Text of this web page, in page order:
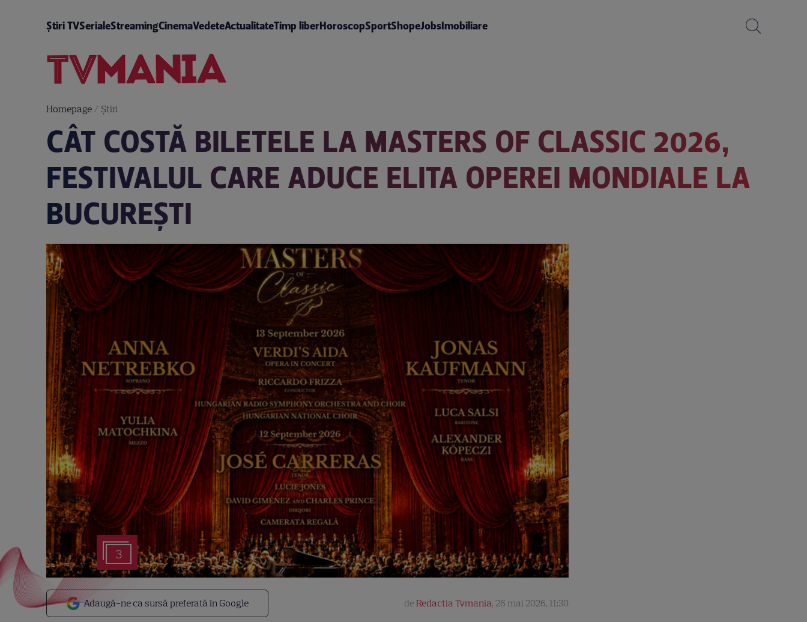
Știri TVSerialeStreamingCinemaVedeteActualitateTimp liberHoroscopSportShopeJobsImobiliare
Homepage/ Știri
CÂT COSTĂ BILETELE LA MASTERS OF CLASSIC 2026,
FESTIVALUL CARE ADUCE ELITA OPEREI MONDIALE LA
BUCUREȘTI
3
Adaugă-ne ca sursă preferată în Google deRedactia Tvmania, 26 mai 2026, 11:30